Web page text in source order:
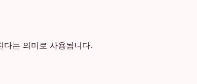
는 의미로 사용됩니다.